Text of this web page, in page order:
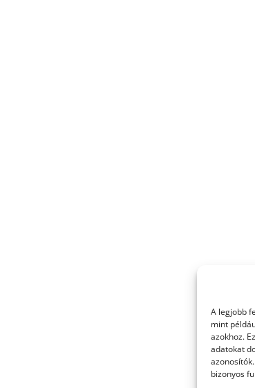
A legjobb
mint
azokhoz.
adatokat
bizonyos